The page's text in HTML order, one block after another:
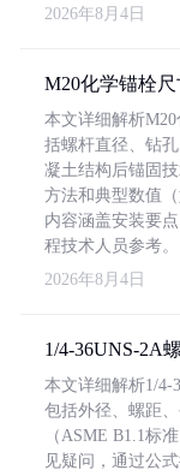
2026年8月4日
M20化学锚栓
本文详细解析
括螺杆直径、钻
凝土结构后锚固
方法和典型数值（
内容涵盖安装要
程技术人员参考。
2026年8月4日
1/4-36UNS-2A
本文详细解析1/4-
包括外径、螺距
（ASME B1.1标
见疑问，通过公